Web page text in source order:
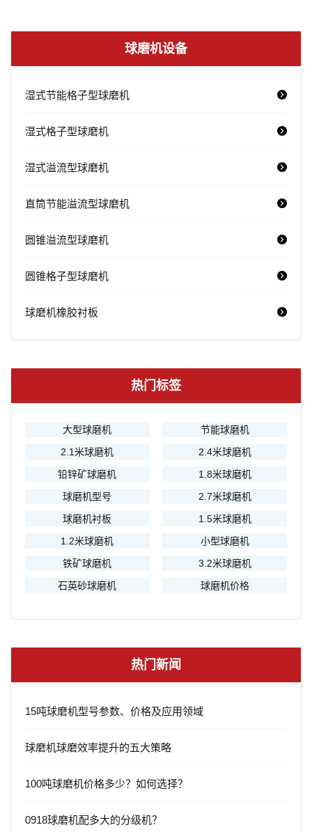
球磨机设备
湿式节能格子型球磨机
湿式格子型球磨机
湿式溢流型球磨机
直筒节能溢流型球磨机
圆锥溢流型球磨机
圆锥格子型球磨机
球磨机橡胶衬板
热门标签
大型球磨机
节能球磨机
2.1米球磨机
2.4米球磨机
铅锌矿球磨机
1.8米球磨机
球磨机型号
2.7米球磨机
球磨机衬板
1.5米球磨机
1.2米球磨机
小型球磨机
铁矿球磨机
3.2米球磨机
石英砂球磨机
球磨机价格
热门新闻
15吨球磨机型号参数、价格及应用领域
球磨机球磨效率提升的五大策略
100吨球磨机价格多少？如何选择？
0918球磨机配多大的分级机？